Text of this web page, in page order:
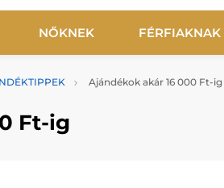
NŐKNEK FÉRFIAKNAK
Ajándékok akár 16 000 Ft-ig
Ft-ig